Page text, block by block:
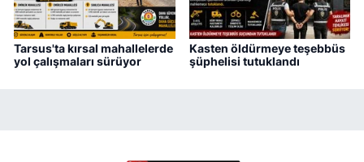
Tarsus'ta kırsal mahallelerde
yol çalışmaları sürüyor
Kasten öldürmeye teşebbüs
şüphelisi tutuklandı